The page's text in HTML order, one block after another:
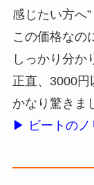
感じたい方へ”
この価格なの
しっかり分か
正直、3000
かなり驚きま
▶ ビートのノ